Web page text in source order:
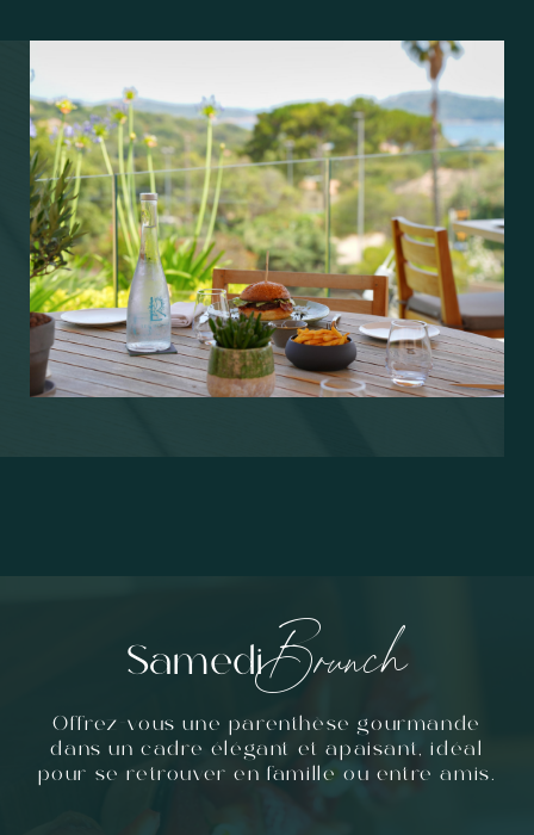
SamediBrunch
Offrez-vous une parenthèse gourmande
dans un cadre élégant et apaisant, idéal
pour se retrouver en famille ou entre amis.